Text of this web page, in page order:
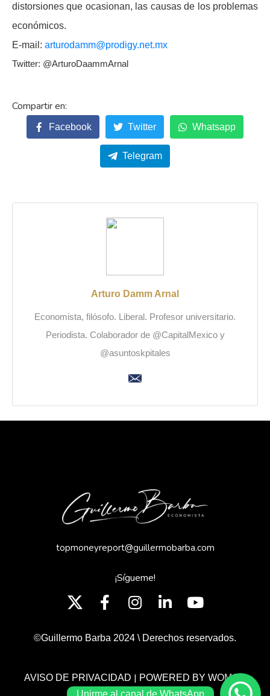
distorsiones que ocasionan, las causas de los problemas
económicos.
E-mail: arturodamm@prodigy.net.mx
Twitter: @ArturoDaammArnal
Facebook Twitter Whatsapp
Telegram
Arturo Damm Arnal
Economista, filósofo. Liberal. Profesor universitario.
Periodista. Colaborador de @CapitalMexico y
@asuntoskpitales
topmoneyreport@guillermobarba.com
¡Sígueme!
©Guillermo Barba 2024 \ Derechos reservados.
AVISO DE PRIVACIDAD | POWERED BY WOMGP
Unirme al canal de WhatsApp